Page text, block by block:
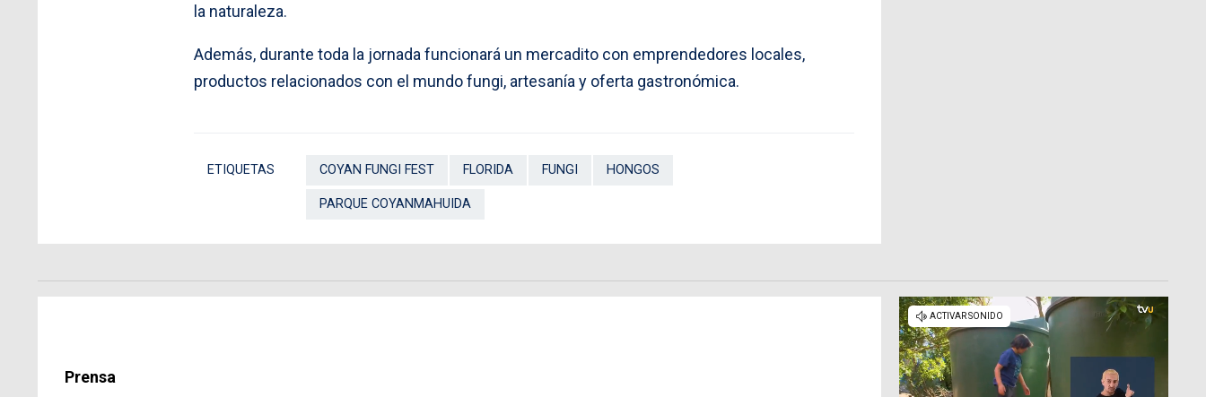
la naturaleza.
Además, durante toda la jornada funcionará un mercadito con emprendedores locales,
productos relacionados con el mundo fungi, artesanía y oferta gastronómica.
ETIQUETAS COYAN FUNGI FEST FLORIDA FUNGI HONGOS
PARQUE COYANMAHUIDA
Prensa